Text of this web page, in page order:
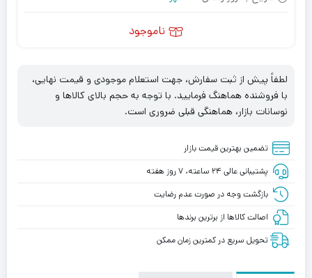
ناموجود
لطفاً پیش از ثبت سفارش، جهت استعلام موجودی و قیمت نهایی،
با فروشنده هماهنگ فرمایید. با توجه به حجم بالای کالاها و
نوسانات بازار، هماهنگی قبلی ضروری است.
تضمین بهترین قیمت بازار
پشتیبانی عالی ۲۴ ساعته، ۷ روز هفته
بازگشت وجه در صورت عدم رضایت
اصالت کالاها از برترین برندها
تحویل سریع در کمترین زمان ممکن